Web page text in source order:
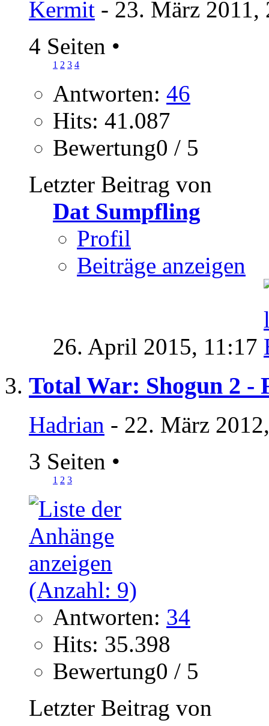
Kermit - 23. März 2011,
4 Seiten •
1 2 3 4
Antworten: 46
Hits: 41.087
Bewertung0 / 5
Letzter Beitrag von
Dat Sumpfling
Profil
Beiträge anzeigen
26. April 2015, 11:17
Total War: Shogun 2 -
Hadrian - 22. März
3 Seiten •
1 2 3
Antworten: 34
Hits: 35.398
Bewertung0 / 5
Letzter Beitrag von